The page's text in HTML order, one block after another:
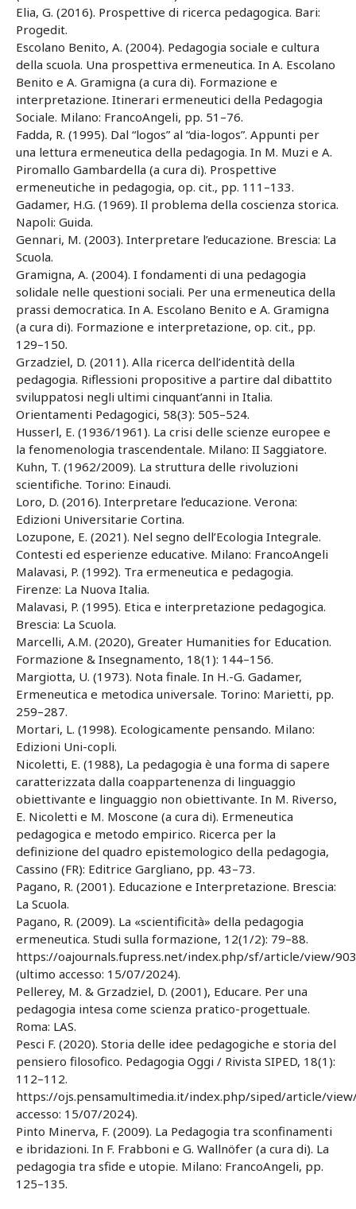
Elia, G. (2016). Prospettive di ricerca pedagogica. Bari:
Progedit.
Escolano Benito, A. (2004). Pedagogia sociale e cultura
della scuola. Una prospettiva ermeneutica. In A. Escolano
Benito e A. Gramigna (a cura di). Formazione e
interpretazione. Itinerari ermeneutici della Pedagogia
Sociale. Milano: FrancoAngeli, pp. 51–76.
Fadda, R. (1995). Dal “logos” al “dia-logos”. Appunti per
una lettura ermeneutica della pedagogia. In M. Muzi e A.
Piromallo Gambardella (a cura di). Prospettive
ermeneutiche in pedagogia, op. cit., pp. 111–133.
Gadamer, H.G. (1969). Il problema della coscienza storica.
Napoli: Guida.
Gennari, M. (2003). Interpretare l’educazione. Brescia: La
Scuola.
Gramigna, A. (2004). I fondamenti di una pedagogia
solidale nelle questioni sociali. Per una ermeneutica della
prassi democratica. In A. Escolano Benito e A. Gramigna
(a cura di). Formazione e interpretazione, op. cit., pp.
129–150.
Grzadziel, D. (2011). Alla ricerca dell’identità della
pedagogia. Riflessioni propositive a partire dal dibattito
sviluppatosi negli ultimi cinquant’anni in Italia.
Orientamenti Pedagogici, 58(3): 505–524.
Husserl, E. (1936/1961). La crisi delle scienze europee e
la fenomenologia trascendentale. Milano: II Saggiatore.
Kuhn, T. (1962/2009). La struttura delle rivoluzioni
scientifiche. Torino: Einaudi.
Loro, D. (2016). Interpretare l’educazione. Verona:
Edizioni Universitarie Cortina.
Lozupone, E. (2021). Nel segno dell’Ecologia Integrale.
Contesti ed esperienze educative. Milano: FrancoAngeli
Malavasi, P. (1992). Tra ermeneutica e pedagogia.
Firenze: La Nuova Italia.
Malavasi, P. (1995). Etica e interpretazione pedagogica.
Brescia: La Scuola.
Marcelli, A.M. (2020), Greater Humanities for Education.
Formazione & Insegnamento, 18(1): 144–156.
Margiotta, U. (1973). Nota finale. In H.-G. Gadamer,
Ermeneutica e metodica universale. Torino: Marietti, pp.
259–287.
Mortari, L. (1998). Ecologicamente pensando. Milano:
Edizioni Uni-copli.
Nicoletti, E. (1988), La pedagogia è una forma di sapere
caratterizzata dalla coappartenenza di linguaggio
obiettivante e linguaggio non obiettivante. In M. Riverso,
E. Nicoletti e M. Moscone (a cura di). Ermeneutica
pedagogica e metodo empirico. Ricerca per la
definizione del quadro epistemologico della pedagogia,
Cassino (FR): Editrice Gargliano, pp. 43–73.
Pagano, R. (2001). Educazione e Interpretazione. Brescia:
La Scuola.
Pagano, R. (2009). La «scientificità» della pedagogia
ermeneutica. Studi sulla formazione, 12(1/2): 79–88.
https://oajournals.fupress.net/index.php/sf/article/view/
(ultimo accesso: 15/07/2024).
Pellerey, M. & Grzadziel, D. (2001), Educare. Per una
pedagogia intesa come scienza pratico-progettuale.
Roma: LAS.
Pesci F. (2020). Storia delle idee pedagogiche e storia del
pensiero filosofico. Pedagogia Oggi / Rivista SIPED, 18(1):
112–112.
https://ojs.pensamultimedia.it/index.php/siped/article/
accesso: 15/07/2024).
Pinto Minerva, F. (2009). La Pedagogia tra sconfinamenti
e ibridazioni. In F. Frabboni e G. Wallnöfer (a cura di). La
pedagogia tra sfide e utopie. Milano: FrancoAngeli, pp.
125–135.